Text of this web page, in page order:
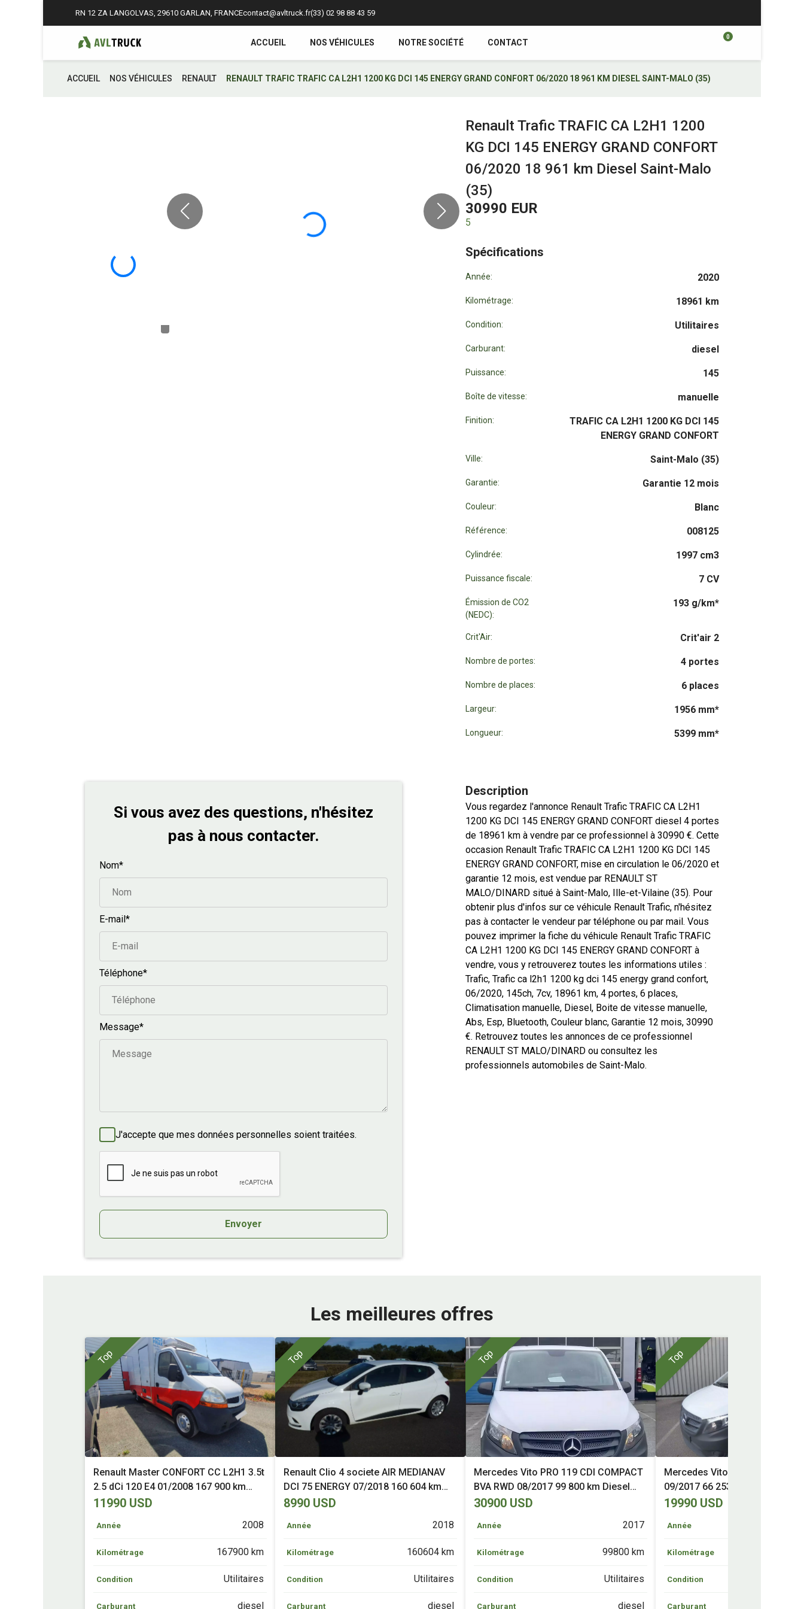
RN 12 ZA LANGOLVAS, 29610 GARLAN, FRANCEcontact@avltruck.fr(33) 02 98 88 43 59
ACCUEIL NOS VÉHICULES NOTRE SOCIÉTÉ CONTACT
0
ACCUEIL NOS VÉHICULES RENAULT RENAULT TRAFIC TRAFIC CA L2H1 1200 KG DCI 145 ENERGY GRAND CONFORT 06/2020 18 961 KM DIESEL SAINT-MALO (35)
Renault Trafic TRAFIC CA L2H1 1200
KG DCI 145 ENERGY GRAND CONFORT
06/2020 18 961 km Diesel Saint-Malo
(35)
30990 EUR
5
Spécifications
Année: 2020
Kilométrage: 18961 km
Condition: Utilitaires
Carburant: diesel
Puissance: 145
Boîte de vitesse: manuelle
Finition:
TRAFIC CA L2H1 1200 KG DCI 145
ENERGY GRAND CONFORT
Ville: Saint-Malo (35)
Garantie: Garantie 12 mois
Couleur: Blanc
Référence: 008125
Cylindrée: 1997 cm3
Puissance fiscale: 7 CV
Émission de CO2
(NEDC):
193 g/km*
Crit'Air: Crit'air 2
Nombre de portes: 4 portes
Nombre de places: 6 places
Largeur: 1956 mm*
Longueur: 5399 mm*
Description
Vous regardez l'annonce Renault Trafic TRAFIC CA L2H1
1200 KG DCI 145 ENERGY GRAND CONFORT diesel 4 portes
de 18961 km à vendre par ce professionnel à 30990 €. Cette
occasion Renault Trafic TRAFIC CA L2H1 1200 KG DCI 145
ENERGY GRAND CONFORT, mise en circulation le 06/2020 et
garantie 12 mois, est vendue par RENAULT ST
MALO/DINARD situé à Saint-Malo, Ille-et-Vilaine (35). Pour
obtenir plus d'infos sur ce véhicule Renault Trafic, n'hésitez
pas à contacter le vendeur par téléphone ou par mail. Vous
pouvez imprimer la fiche du véhicule Renault Trafic TRAFIC
CA L2H1 1200 KG DCI 145 ENERGY GRAND CONFORT à
vendre, vous y retrouverez toutes les informations utiles :
Trafic, Trafic ca l2h1 1200 kg dci 145 energy grand confort,
06/2020, 145ch, 7cv, 18961 km, 4 portes, 6 places,
Climatisation manuelle, Diesel, Boite de vitesse manuelle,
Abs, Esp, Bluetooth, Couleur blanc, Garantie 12 mois, 30990
€. Retrouvez toutes les annonces de ce professionnel
RENAULT ST MALO/DINARD ou consultez les
professionnels automobiles de Saint-Malo.
Si vous avez des questions, n'hésitez
pas à nous contacter.
Nom*
E-mail*
Téléphone*
Message*
J'accepte que mes données personnelles soient traitées.
Envoyer
Les meilleures offres
Top
Renault Master CONFORT CC L2H1 3.5t
2.5 dCi 120 E4 01/2008 167 900 km
Diesel Coëx (85)
11990 USD
Année 2008
Kilométrage 167900 km
Condition Utilitaires
Carburant diesel
Top
Renault Clio 4 societe AIR MEDIANAV
DCI 75 ENERGY 07/2018 160 604 km
Diesel Pléhédel (22)
8990 USD
Année 2018
Kilométrage 160604 km
Condition Utilitaires
Carburant diesel
Top
Mercedes Vito PRO 119 CDI COMPACT
BVA RWD 08/2017 99 800 km Diesel
Gouesnou (29)
30900 USD
Année 2017
Kilométrage 99800 km
Condition Utilitaires
Carburant diesel
Top
Mercedes Vito 109 CDI EXTRA-
09/2017 66 253 km Diesel
(56)
19990 USD
Année
Kilométrage
Condition
Carburant